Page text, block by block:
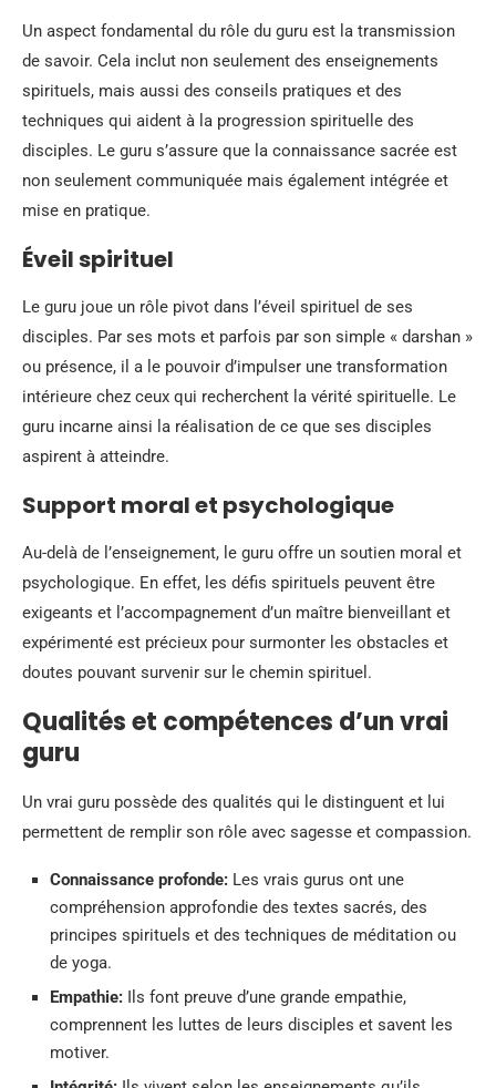
Un aspect fondamental du rôle du guru est la transmission
de savoir. Cela inclut non seulement des enseignements
spirituels, mais aussi des conseils pratiques et des
techniques qui aident à la progression spirituelle des
disciples. Le guru s’assure que la connaissance sacrée est
non seulement communiquée mais également intégrée et
mise en pratique.
Éveil spirituel
Le guru joue un rôle pivot dans l’éveil spirituel de ses
disciples. Par ses mots et parfois par son simple « darshan »
ou présence, il a le pouvoir d’impulser une transformation
intérieure chez ceux qui recherchent la vérité spirituelle. Le
guru incarne ainsi la réalisation de ce que ses disciples
aspirent à atteindre.
Support moral et psychologique
Au-delà de l’enseignement, le guru offre un soutien moral et
psychologique. En effet, les défis spirituels peuvent être
exigeants et l’accompagnement d’un maître bienveillant et
expérimenté est précieux pour surmonter les obstacles et
doutes pouvant survenir sur le chemin spirituel.
Qualités et compétences d’un vrai
guru
Un vrai guru possède des qualités qui le distinguent et lui
permettent de remplir son rôle avec sagesse et compassion.
Connaissance profonde: Les vrais gurus ont une
compréhension approfondie des textes sacrés, des
principes spirituels et des techniques de méditation ou
de yoga.
Empathie: Ils font preuve d’une grande empathie,
comprennent les luttes de leurs disciples et savent les
motiver.